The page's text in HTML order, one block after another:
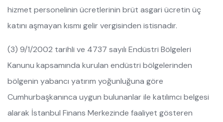
hizmet personelinin ücretlerinin brüt asgari ücretin üç
katını aşmayan kısmı gelir vergisinden istisnadır.
(3) 9/1/2002 tarihli ve 4737 sayılı Endüstri Bölgeleri
Kanunu kapsamında kurulan endüstri bölgelerinden
bölgenin yabancı yatırım yoğunluğuna göre
Cumhurbaşkanınca uygun bulunanlar ile katılımcı belgesi
alarak İstanbul Finans Merkezinde faaliyet gösteren